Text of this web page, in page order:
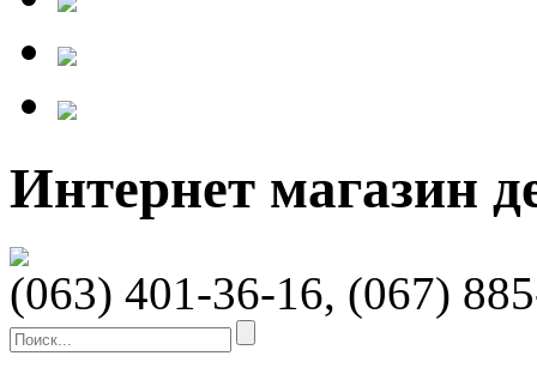
Интернет магазин
(063) 401-36-16, (067)